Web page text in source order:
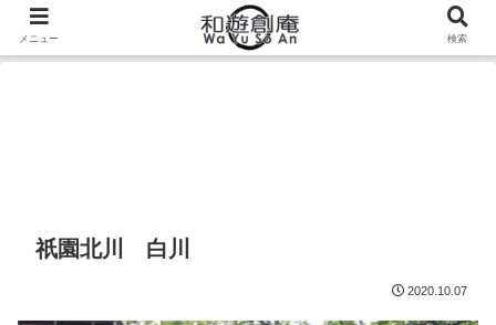
祇園北川 白川
2020.10.07
メニュー 検索